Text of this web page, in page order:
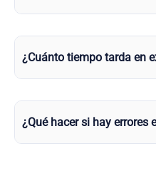
¿Cuánto tiempo tarda en
¿Qué hacer si hay errores